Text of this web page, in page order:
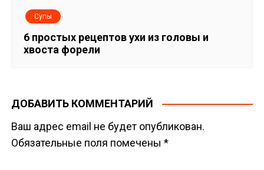
Супы
6 простых рецептов ухи из головы и
хвоста форели
ДОБАВИТЬ КОММЕНТАРИЙ
Ваш адрес email не будет опубликован.
Обязательные поля помечены*